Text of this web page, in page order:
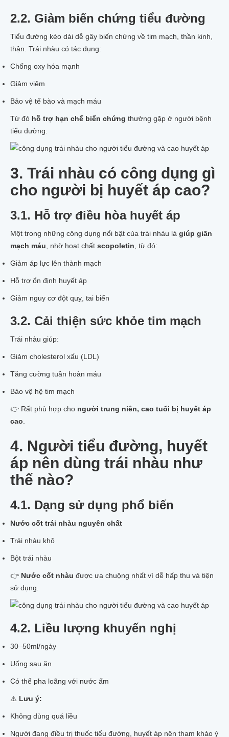
2.2. Giảm biến chứng tiểu đường
Tiểu đường kéo dài dễ gây biến chứng về tim mạch, thần kinh,
thận. Trái nhàu có tác dụng:
Chống oxy hóa mạnh
Giảm viêm
Bảo vệ tế bào và mạch máu
Từ đó hỗ trợ hạn chế biến chứng thường gặp ở người bệnh
tiểu đường.
3. Trái nhàu có công dụng gì
cho người bị huyết áp cao?
3.1. Hỗ trợ điều hòa huyết áp
Một trong những công dụng nổi bật của trái nhàu là giúp giãn
mạch máu , nhờ hoạt chất scopoletin , từ đó:
Giảm áp lực lên thành mạch
Hỗ trợ ổn định huyết áp
Giảm nguy cơ đột quỵ, tai biến
3.2. Cải thiện sức khỏe tim mạch
Trái nhàu giúp:
Giảm cholesterol xấu (LDL)
Tăng cường tuần hoàn máu
Bảo vệ hệ tim mạch
👉 Rất phù hợp cho người trung niên, cao tuổi bị huyết áp
cao
4. Người tiểu đường, huyết
áp nên dùng trái nhàu như
thế nào?
4.1. Dạng sử dụng phổ biến
Nước cốt trái nhàu nguyên chất
Trái nhàu khô
Bột trái nhàu
👉 Nước cốt nhàu được ưa chuộng nhất vì dễ hấp thu và tiện
sử dụng.
4.2. Liều lượng khuyến nghị
30–50ml/ngày
Uống sau ăn
Có thể pha loãng với nước ấm
⚠️ Lưu ý:
Không dùng quá liều
Người đang điều trị thuốc tiểu đường, huyết áp nên tham khảo ý